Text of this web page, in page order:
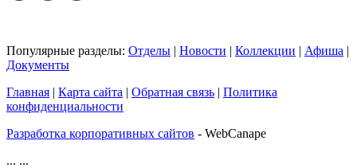
Популярные разделы: Отделы | Новости | Коллекции | Афиша |
Документы
Главная | Карта сайта | Обратная связь | Политика
конфиденциальности
Разработка корпоративных сайтов - WebCanape
... ...